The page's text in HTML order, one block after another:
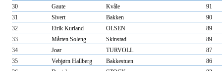
30
Gaute Kvåle
91
31
Sivert Bakken
90
32
Eirik Kurland OLSEN
89
33
Mårten Soleng Skinstad
89
34
Joar TURVOLL
87
35
Vebjørn Hallberg Bakkestuen
86